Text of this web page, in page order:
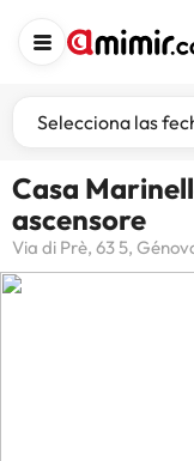
Selecciona las
Casa
ascensore
Via di Prè, 63 5,